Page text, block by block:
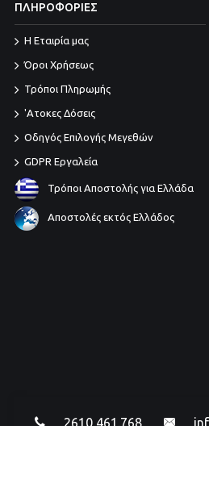
ΠΛΗΡΟΦΟΡΙΕΣ
Η Εταιρία μας
Όροι Χρήσεως
Τρόποι Πληρωμής
'Ατοκες Δόσεις
Οδηγός Επιλογής Μεγεθών
GDPR Εργαλεία
Τρόποι Αποστολής για Ελλάδα
Αποστολές εκτός Ελλάδος
2610 461.768